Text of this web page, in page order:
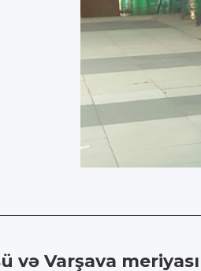
Varşava